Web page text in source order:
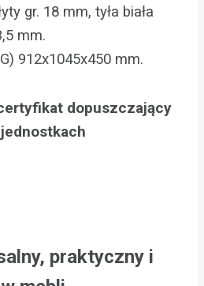
gr. 18 mm, tyła biała
mm.
912x1045x450 mm.
dopuszczający
praktyczny i